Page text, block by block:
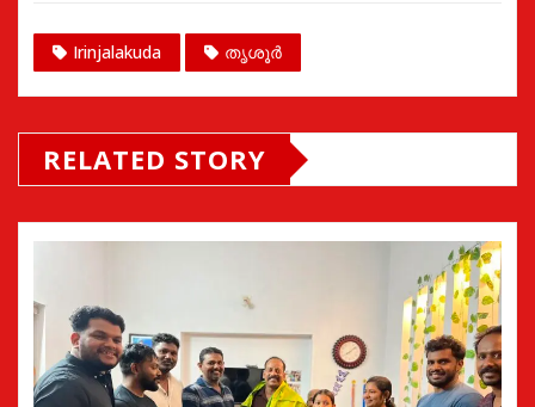
Irinjalakuda തൃശൂർ
RELATED STORY